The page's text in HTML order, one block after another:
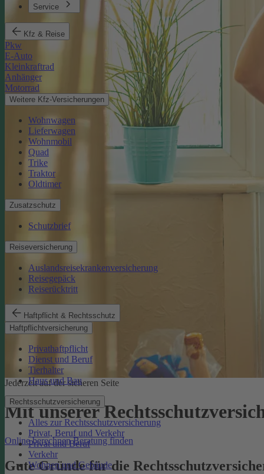
Service
Kfz & Reise
Pkw
E-Auto
Kleinkraftrad
Anhänger
Motorrad
Weitere Kfz-Versicherungen
Wohnwagen
Lieferwagen
Wohnmobil
Quad
Trike
Traktor
Oldtimer
Zusatzschutz
Schutzbrief
Reiseversicherung
Auslandsreisekrankenversicherung
Reisegepäck
Reiserücktritt
Haftpflicht & Rechtsschutz
Haftpflichtversicherung
Privathaftpflicht
Dienst und Beruf
Tierhalter
Haus und Bau
Rechtsschutzversicherung
Alles zur Rechtsschutzversicherung
Privat, Beruf und Verkehr
Privat und Beruf
Verkehr
Wohnen und Gebäude
Jederzeit auf der sicheren Seite
Mit unserer
Online berechnen Beratung finden
Gute Gründe für die